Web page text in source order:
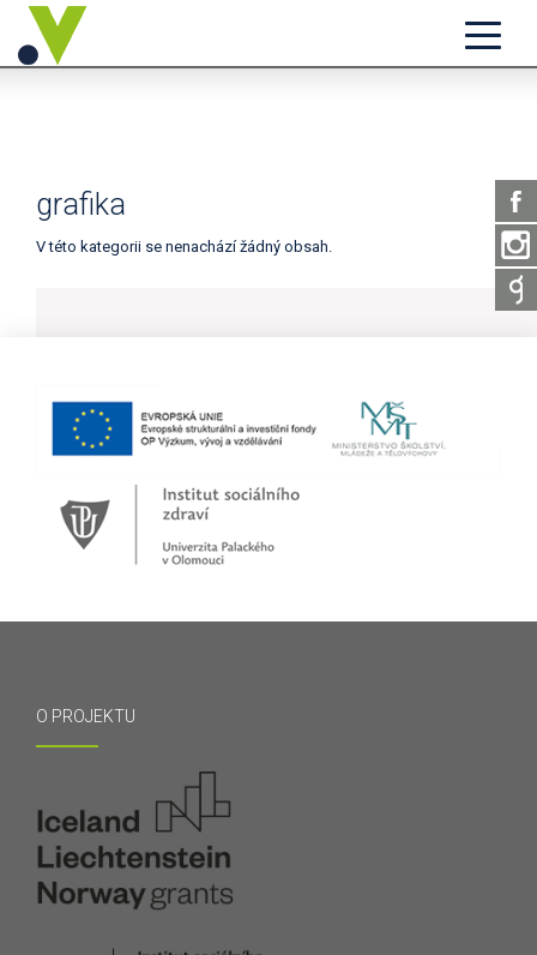
grafika
V této kategorii se nenachází žádný obsah.
O PROJEKTU